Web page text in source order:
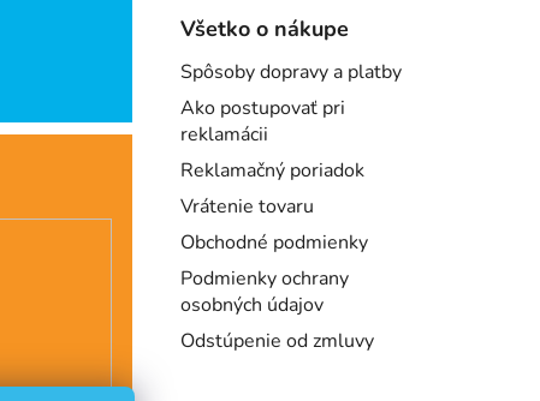
Všetko o nákupe
Spôsoby dopravy a platby
Ako postupovať pri
reklamácii
Reklamačný poriadok
Vrátenie tovaru
Obchodné podmienky
Podmienky ochrany
osobných údajov
Odstúpenie od zmluvy